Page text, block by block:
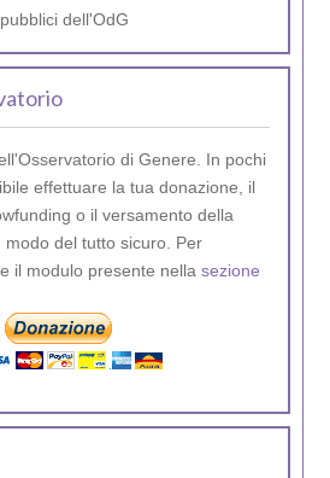
dell'OdG
di Genere. In pochi
effettuare la tua donazione, il
o il versamento della
del tutto sicuro. Per
il modulo presente nella sezione